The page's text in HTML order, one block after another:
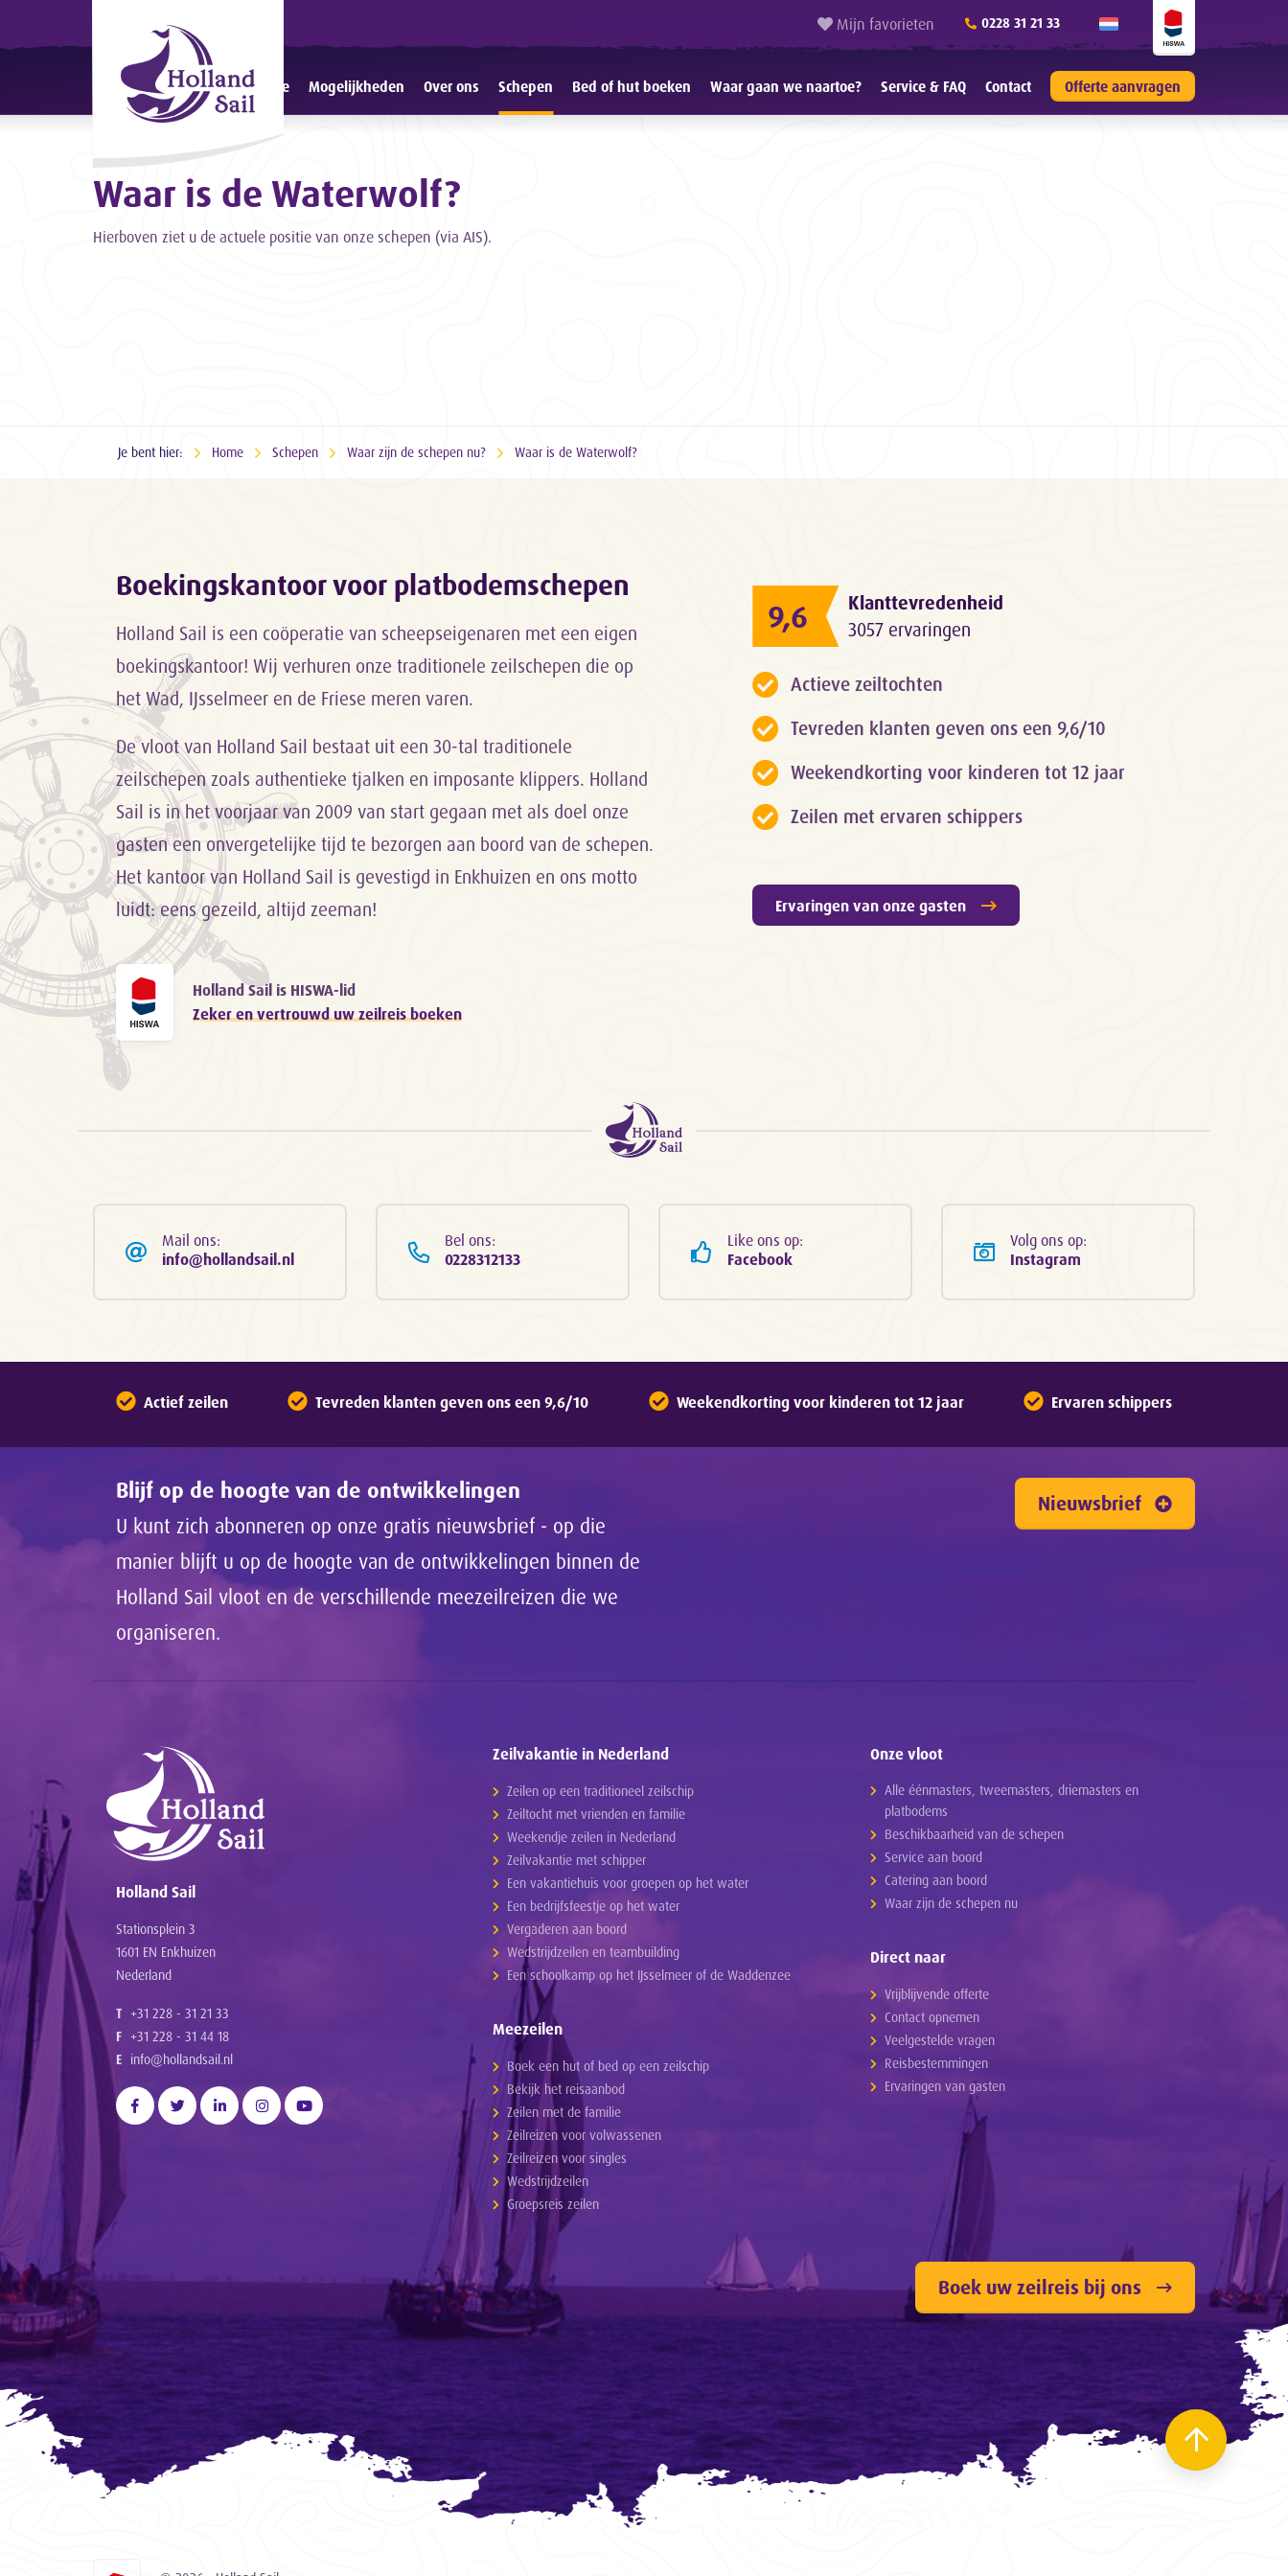
Mijn favorieten 0228 31 21 33
Home Mogelijkheden Over ons Schepen Bed of hut boeken Waar gaan we naartoe? Service & FAQ Contact Offerte aanvragen
Waar is de Waterwolf?
Hierboven ziet u de actuele positie van onze schepen (via AIS).
Je bent hier: Home Schepen Waar zijn de schepen nu? Waar is de Waterwolf?
Boekingskantoor voor platbodemschepen
Holland Sail is een coöperatie van scheepseigenaren met een eigen
boekingskantoor! Wij verhuren onze traditionele zeilschepen die op
het Wad, IJsselmeer en de Friese meren varen.
De vloot van Holland Sail bestaat uit een 30-tal traditionele
zeilschepen zoals authentieke tjalken en imposante klippers. Holland
Sail is in het voorjaar van 2009 van start gegaan met als doel onze
gasten een onvergetelijke tijd te bezorgen aan boord van de schepen.
Het kantoor van Holland Sail is gevestigd in Enkhuizen en ons motto
luidt: eens gezeild, altijd zeeman!
Holland Sail is HISWA-lid
Zeker en vertrouwd uw zeilreis boeken
9,6
Klanttevredenheid
3057 ervaringen
Actieve zeiltochten
Tevreden klanten geven ons een 9,6/10
Weekendkorting voor kinderen tot 12 jaar
Zeilen met ervaren schippers
Ervaringen van onze gasten
Mail ons:
info@hollandsail.nl
Bel ons:
0228312133
Like ons op:
Facebook
Volg ons op:
Instagram
Actief zeilen Tevreden klanten geven ons een 9,6/10 Weekendkorting voor kinderen tot 12 jaar Ervaren schippers
Blijf op de hoogte van de ontwikkelingen
U kunt zich abonneren op onze gratis nieuwsbrief - op die
manier blijft u op de hoogte van de ontwikkelingen binnen de
Holland Sail vloot en de verschillende meezeilreizen die we
organiseren.
Nieuwsbrief
Holland Sail
Stationsplein 3
1601 EN Enkhuizen
Nederland
T +31 228 - 31 21 33
F +31 228 - 31 44 18
E info@hollandsail.nl
Zeilvakantie in Nederland
Zeilen op een traditioneel zeilschip
Zeiltocht met vrienden en familie
Weekendje zeilen in Nederland
Zeilvakantie met schipper
Een vakantiehuis voor groepen op het water
Een bedrijfsfeestje op het water
Vergaderen aan boord
Wedstrijdzeilen en teambuilding
Een schoolkamp op het IJsselmeer of de Waddenzee
Meezeilen
Boek een hut of bed op een zeilschip
Bekijk het reisaanbod
Zeilen met de familie
Zeilreizen voor volwassenen
Zeilreizen voor singles
Wedstrijdzeilen
Groepsreis zeilen
Onze vloot
Alle éénmasters, tweemasters, driemasters en
platbodems
Beschikbaarheid van de schepen
Service aan boord
Catering aan boord
Waar zijn de schepen nu
Direct naar
Vrijblijvende offerte
Contact opnemen
Veelgestelde vragen
Reisbestemmingen
Ervaringen van gasten
Boek uw zeilreis bij ons